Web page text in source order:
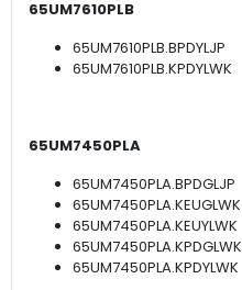
65UM7610PLB
65UM7610PLB.BPDYLJP
65UM7610PLB.KPDYLWK
65UM7450PLA
65UM7450PLA.BPDGLJP
65UM7450PLA.KEUGLWK
65UM7450PLA.KEUYLWK
65UM7450PLA.KPDGLWK
65UM7450PLA.KPDYLWK